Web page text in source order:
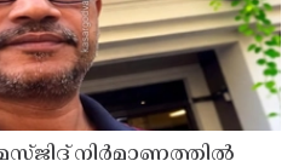
നിർമാണത്തിൽ